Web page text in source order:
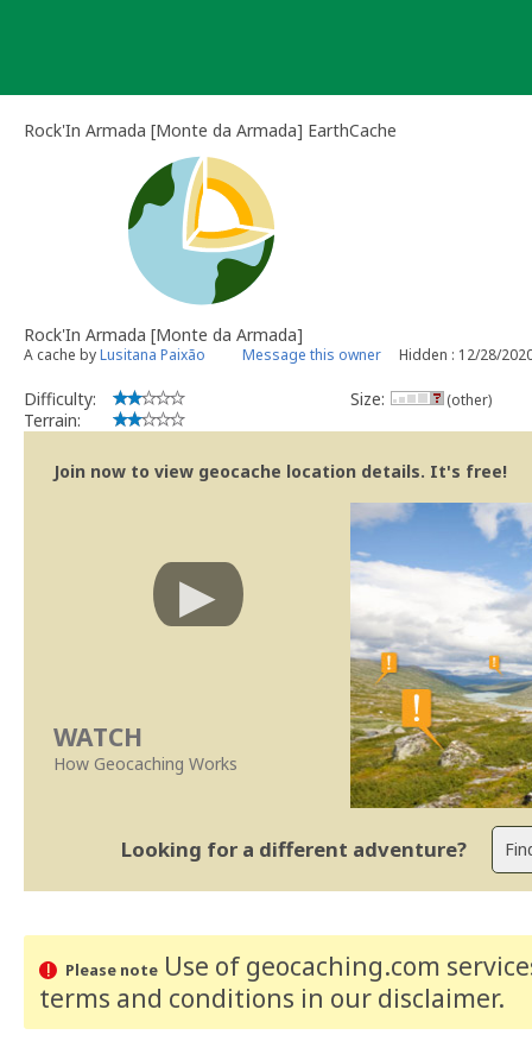
Rock'In Armada [Monte da Armada] EarthCache
Rock'In Armada [Monte da Armada]
A cache byLusitana Paixão Message this owner Hidden : 12/28/
Difficulty:
Terrain:
Size: (other)
Join now to view geocache location details. It's free!
WATCH
How Geocaching Works
Looking for a different adventure?
Please noteUse of geocaching.com
terms and conditions in our disclaimer.